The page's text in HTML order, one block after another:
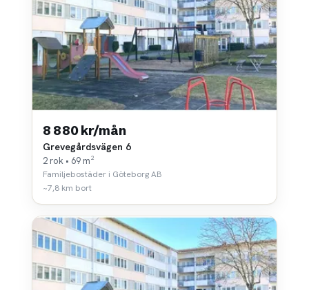
8 880 kr/mån
Grevegårdsvägen 6
2 rok • 69 m²
Familjebostäder i Göteborg AB
~7,8 km bort